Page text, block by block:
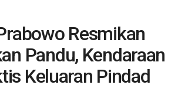
Resmikan
Pandu, Kendaraan
Keluaran Pindad